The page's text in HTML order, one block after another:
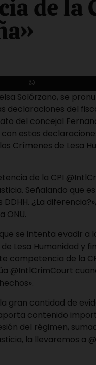
de la
Solórzano, se
declaraciones del
del concejal
estas
Crímenes de Lesa
de la CPI
Señalando que
¿La
ONU.
se intenta evadir a
Lesa Humanidad y
competencia de la
@IntlCrimCourt
gran cantidad de
contenido
del régimen,
la llevaremos a